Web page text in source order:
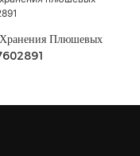
Плюшевых